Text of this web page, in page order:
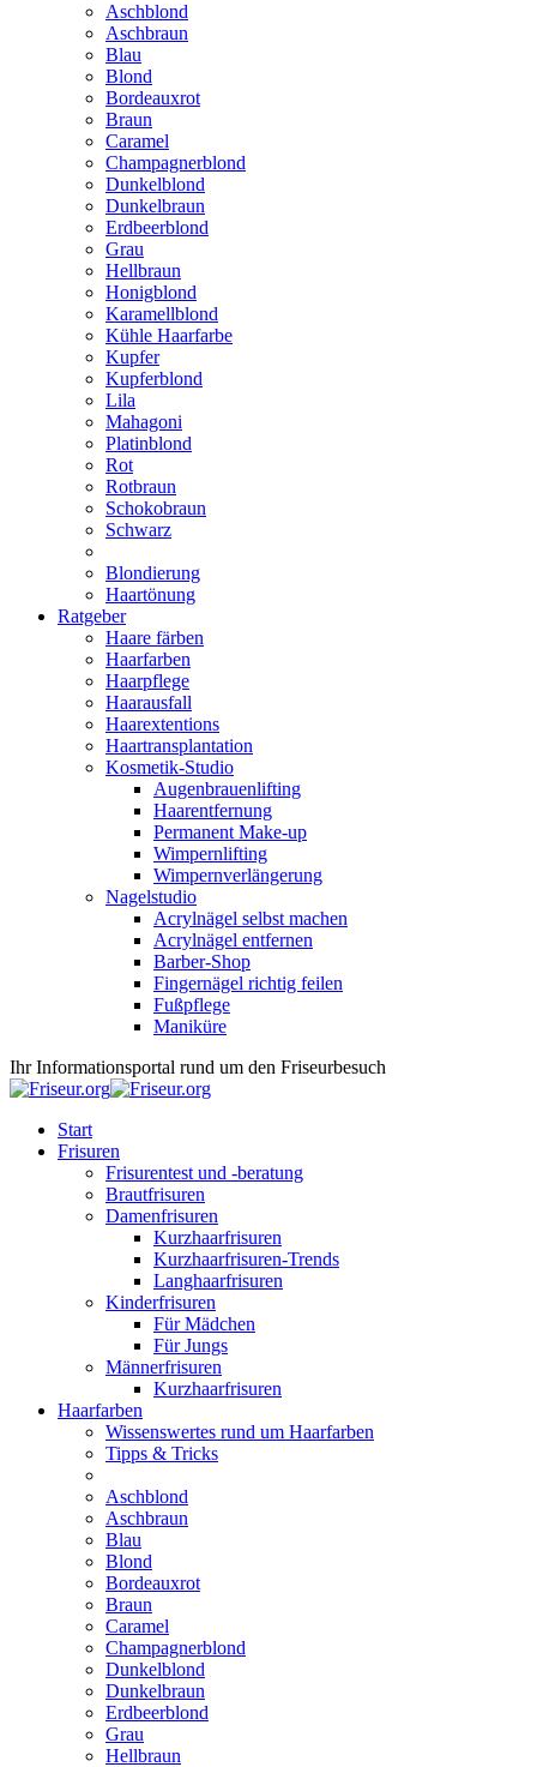
Aschblond
Aschbraun
Blau
Blond
Bordeauxrot
Braun
Caramel
Champagnerblond
Dunkelblond
Dunkelbraun
Erdbeerblond
Grau
Hellbraun
Honigblond
Karamellblond
Kühle Haarfarbe
Kupfer
Kupferblond
Lila
Mahagoni
Platinblond
Rot
Rotbraun
Schokobraun
Schwarz
Blondierung
Haartönung
Ratgeber
Haare färben
Haarfarben
Haarpflege
Haarausfall
Haarextentions
Haartransplantation
Kosmetik-Studio
Augenbrauenlifting
Haarentfernung
Permanent Make-up
Wimpernlifting
Wimpernverlängerung
Nagelstudio
Acrylnägel selbst machen
Acrylnägel entfernen
Barber-Shop
Fingernägel richtig feilen
Fußpflege
Maniküre
Ihr Informationsportal rund um den Friseurbesuch
Start
Frisuren
Frisurentest und -beratung
Brautfrisuren
Damenfrisuren
Kurzhaarfrisuren
Kurzhaarfrisuren-Trends
Langhaarfrisuren
Kinderfrisuren
Für Mädchen
Für Jungs
Männerfrisuren
Kurzhaarfrisuren
Haarfarben
Wissenswertes rund um Haarfarben
Tipps & Tricks
Aschblond
Aschbraun
Blau
Blond
Bordeauxrot
Braun
Caramel
Champagnerblond
Dunkelblond
Dunkelbraun
Erdbeerblond
Grau
Hellbraun